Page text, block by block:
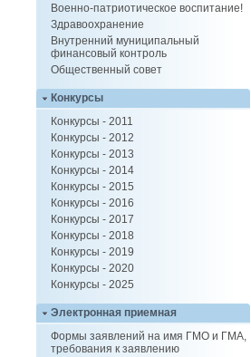
Военно-патриотическое воспитание!
Здравоохранение
Внутренний муниципальный
финансовый контроль
Общественный совет
Конкурсы
Конкурсы - 2011
Конкурсы - 2012
Конкурсы - 2013
Конкурсы - 2014
Конкурсы - 2015
Конкурсы - 2016
Конкурсы - 2017
Конкурсы - 2018
Конкурсы - 2019
Конкурсы - 2020
Конкурсы - 2025
Электронная приемная
Формы заявлений на имя ГМО и ГМА,
требования к заявлению